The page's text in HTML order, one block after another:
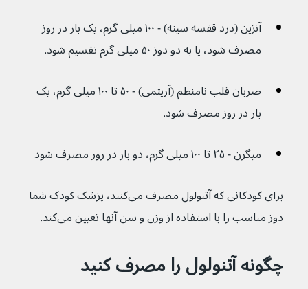
آنژین (درد قفسه سینه) - ۱۰۰ میلی گرم، یک بار در روز
مصرف شود، یا به دو دوز ۵۰ میلی گرم تقسیم شود.
ضربان قلب نامنظم (آریتمی) - ۵۰ تا ۱۰۰ میلی گرم، یک
بار در روز مصرف شود.
میگرن - ۲۵ تا ۱۰۰ میلی گرم، دو بار در روز مصرف شود
برای کودکانی که آتنولول مصرف می‌کنند، پزشک کودک شما
دوز مناسب را با استفاده از وزن و سن آنها تعیین می‌کند.
چگونه آتنولول را مصرف کنید